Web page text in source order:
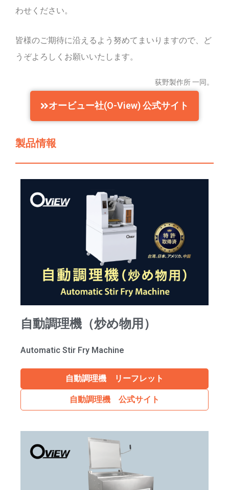
わせください。
皆様のご期待に沿えるよう努めてまいりますので、ど
うぞよろしくお願いいたします。
荻野製作所 一同。
オービュー社(O-View) 公式サイト
製品情報
自動調理機（炒め物用）
Automatic Stir Fry Machine
自動調理機 リーフレット
自動調理機 公式サイト